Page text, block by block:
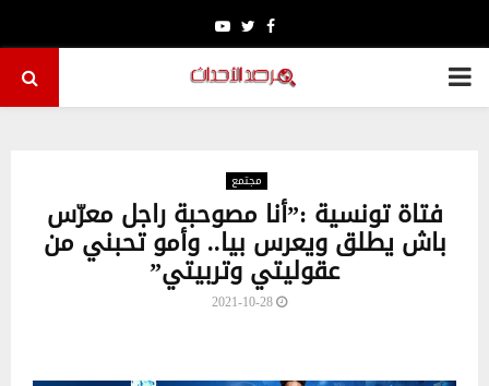
Facebook
Twitter
Youtube
PRIMARY
مجتمع
فتاة تونسية :”أنا مصوحبة راجل معرّس
باش يطلق ويعرس بيا.. وأمو تحبني من
عقوليتي وتربيتي”
2021-10-28